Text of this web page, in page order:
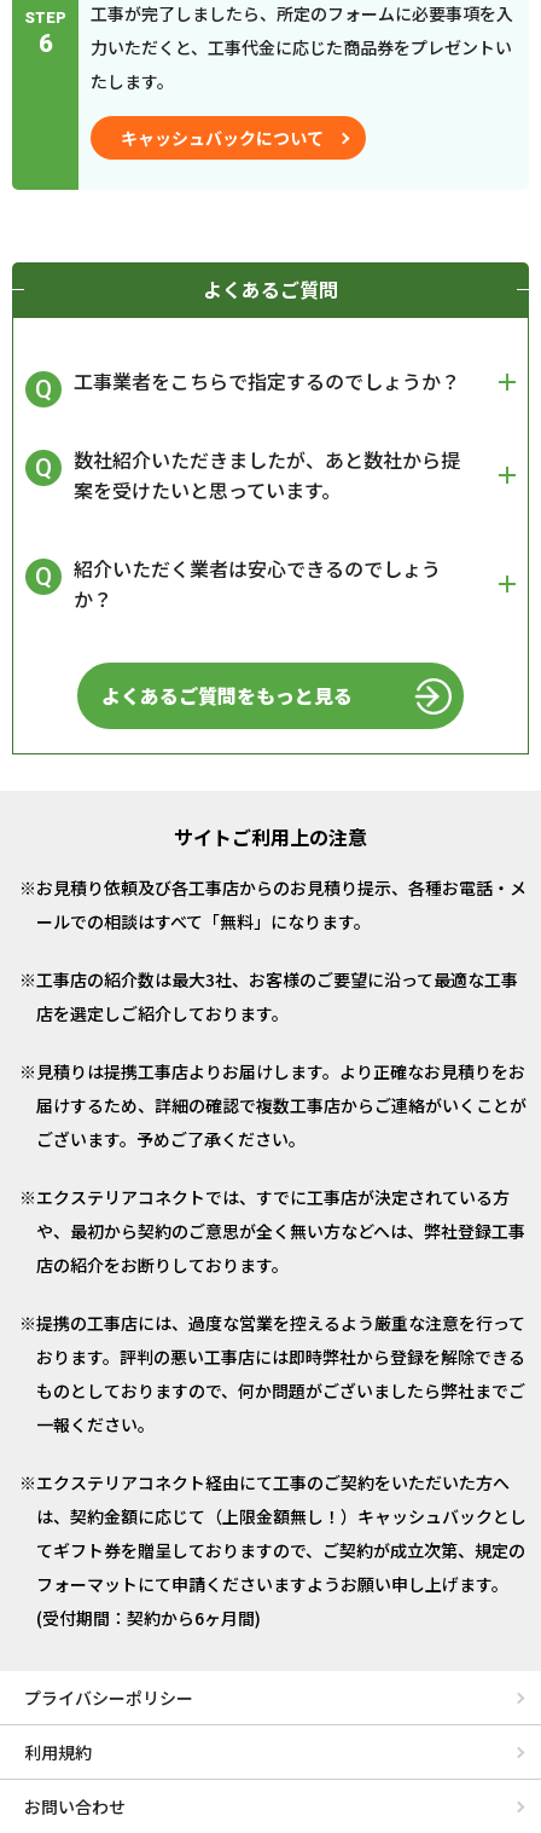
STEP
6
工事が完了しましたら、所定のフォームに必要事項を入
力いただくと、工事代金に応じた商品券をプレゼントい
たします。
キャッシュバックについて
よくあるご質問
工事業者をこちらで指定するのでしょうか？
数社紹介いただきましたが、あと数社から提
案を受けたいと思っています。
紹介いただく業者は安心できるのでしょう
か？
よくあるご質問をもっと見る
サイトご利用上の注意
お見積り依頼及び各工事店からのお見積り提示、各種お電話・メ
ールでの相談はすべて「無料」になります。
工事店の紹介数は最大3社、お客様のご要望に沿って最適な工事
店を選定しご紹介しております。
見積りは提携工事店よりお届けします。より正確なお見積りをお
届けするため、詳細の確認で複数工事店からご連絡がいくことが
ございます。予めご了承ください。
エクステリアコネクトでは、すでに工事店が決定されている方
や、最初から契約のご意思が全く無い方などへは、弊社登録工事
店の紹介をお断りしております。
提携の工事店には、過度な営業を控えるよう厳重な注意を行って
おります。評判の悪い工事店には即時弊社から登録を解除できる
ものとしておりますので、何か問題がございましたら弊社までご
一報ください。
エクステリアコネクト経由にて工事のご契約をいただいた方へ
は、契約金額に応じて（上限金額無し！）キャッシュバックとし
てギフト券を贈呈しておりますので、ご契約が成立次第、規定の
フォーマットにて申請くださいますようお願い申し上げます。
(受付期間：契約から6ヶ月間)
プライバシーポリシー
利用規約
お問い合わせ